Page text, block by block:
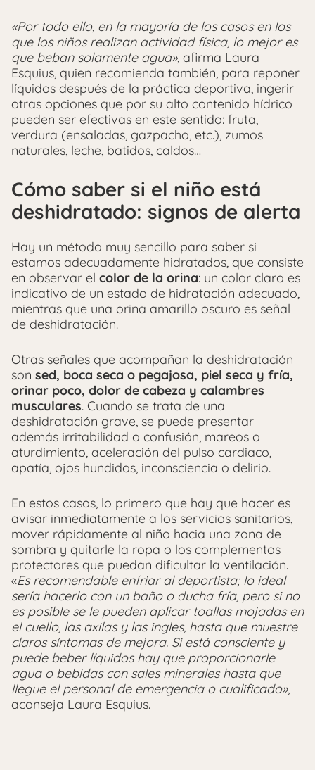
«Por todo ello, en la mayoría de los casos en los
que los niños realizan actividad física, lo mejor es
que beban solamente agua», afirma Laura
Esquius, quien recomienda también, para reponer
líquidos después de la práctica deportiva, ingerir
otras opciones que por su alto contenido hídrico
pueden ser efectivas en este sentido: fruta,
verdura (ensaladas, gazpacho, etc.), zumos
naturales, leche, batidos, caldos…
Cómo saber si el niño está
deshidratado: signos de alerta
Hay un método muy sencillo para saber si
estamos adecuadamente hidratados, que consiste
en observar el color de la orina: un color claro es
indicativo de un estado de hidratación adecuado,
mientras que una orina amarillo oscuro es señal
de deshidratación.
Otras señales que acompañan la deshidratación
son sed, boca seca o pegajosa, piel seca y fría,
orinar poco, dolor de cabeza y calambres
musculares. Cuando se trata de una
deshidratación grave, se puede presentar
además irritabilidad o confusión, mareos o
aturdimiento, aceleración del pulso cardiaco,
apatía, ojos hundidos, inconsciencia o delirio.
En estos casos, lo primero que hay que hacer es
avisar inmediatamente a los servicios sanitarios,
mover rápidamente al niño hacia una zona de
sombra y quitarle la ropa o los complementos
protectores que puedan dificultar la ventilación.
«Es recomendable enfriar al deportista; lo ideal
sería hacerlo con un baño o ducha fría, pero si no
es posible se le pueden aplicar toallas mojadas en
el cuello, las axilas y las ingles, hasta que muestre
claros síntomas de mejora. Si está consciente y
puede beber líquidos hay que proporcionarle
agua o bebidas con sales minerales hasta que
llegue el personal de emergencia o cualificado»,
aconseja Laura Esquius.